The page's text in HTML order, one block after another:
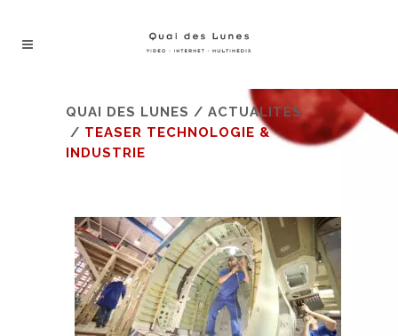
QUAI DES LUNES / ACTUALITÉS
/ TEASER TECHNOLOGIE &
INDUSTRIE